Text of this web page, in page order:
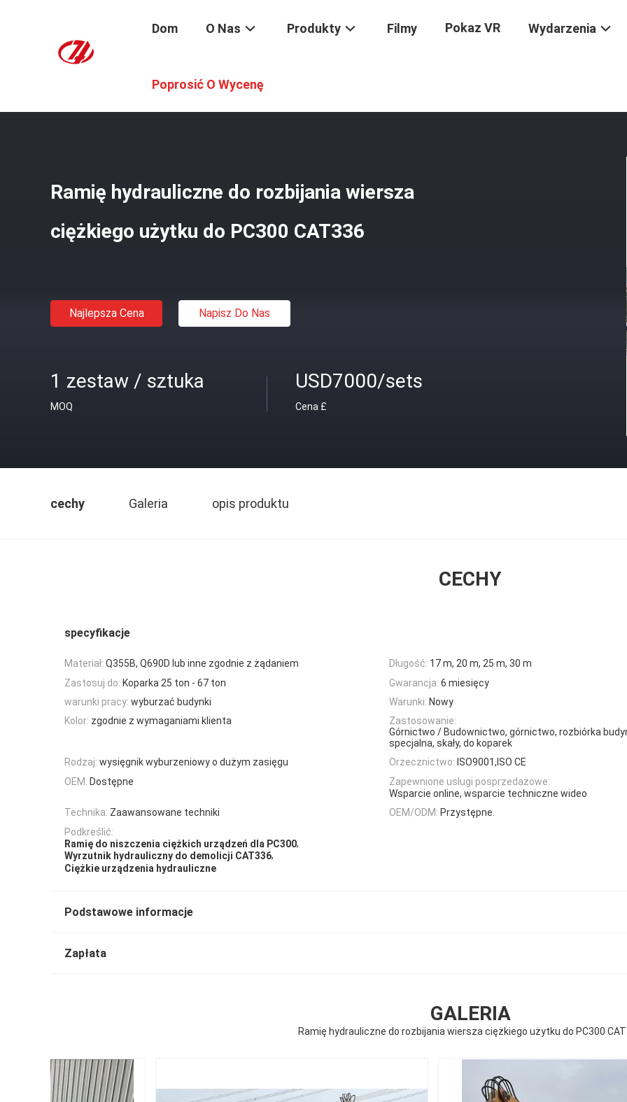
Dom O Nas Produkty Filmy Pokaz VR Wydarzenia
Poprosić O Wycenę
Ramię hydrauliczne do rozbijania wiersza
ciężkiego użytku do PC300 CAT336
Najlepsza Cena Napisz Do Nas
1 zestaw / sztuka
MOQ
USD7000/sets
Cena £
cechy Galeria opis produktu
CECHY
specyfikacje
Materiał: Q355B, Q690D lub inne zgodnie z żądaniem Długość: 17 m, 20 m, 25 m, 30 m
Zastosuj do: Koparka 25 ton - 67 ton Gwarancja: 6 miesięcy
warunki pracy: wyburzać budynki Warunki: Nowy
Kolor: zgodnie z wymaganiami klienta
Zastosowanie:
Górnictwo / Budownictwo, górnictwo, rozbiórka
specjalna, skały, do koparek
Rodzaj: wysięgnik wyburzeniowy o dużym zasięgu Orzecznictwo: ISO9001,ISO CE
OEM: Dostępne
Zapewnione usługi posprzedażowe:
Wsparcie online, wsparcie techniczne wideo
Technika: Zaawansowane techniki OEM/ODM: Przystępne.
Podkreślić:
Ramię do niszczenia ciężkich urządzeń dla PC300,
Wyrzutnik hydrauliczny do demolicji CAT336,
Ciężkie urządzenia hydrauliczne
Podstawowe informacje
Zapłata
GALERIA
Ramię hydrauliczne do rozbijania wiersza ciężkiego użytku do PC300